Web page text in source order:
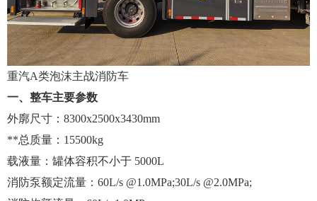
重汽A类泡沫主战消防车
一、整车主要参数
外廓尺寸：8300x2500x3430mm
**总质量：15500kg
载液量：罐体容积不小于 5000L
消防泵额定流量：60L/s @1.0MPa;30L/s @2.0MPa;